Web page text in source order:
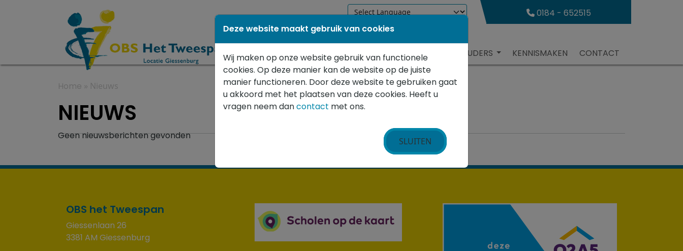
0184 - 652515
WELKOM ONZE SCHOOL VOOR OUDERS KENNISMAKEN CONTACT
Home » Nieuws
NIEUWS
Geen nieuwsberichten gevonden
OBS het Tweespan
Giessenlaan 26
3381 AM Giessenburg
Deze website maakt gebruik van cookies
Wij maken op onze website gebruik van functionele
cookies. Op deze manier kan de website op de juiste
manier functioneren. Door deze website te gebruiken gaat
u akkoord met het plaatsen van deze cookies. Heeft u
vragen neem dancontact met ons.
SLUITEN